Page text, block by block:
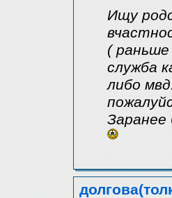
Ищу
( раньше
служба
либо
Заранее